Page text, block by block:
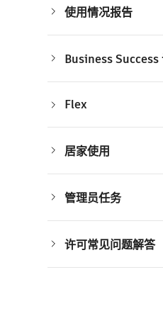
使用情况报告
使用情况报告
座席使用情况
资源和 API 使用情
常见问题解答
Business Success
学习计划
Flex
Flex 常见问题解答
居家使用
申请居家使用许可
管理员任务
设置 SSO
更新合作伙伴信息
添加或减少座席
跟踪团队活动
许可常见问题解答
数据安全性